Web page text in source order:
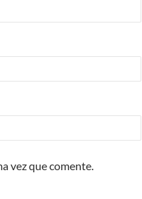
vez que comente.